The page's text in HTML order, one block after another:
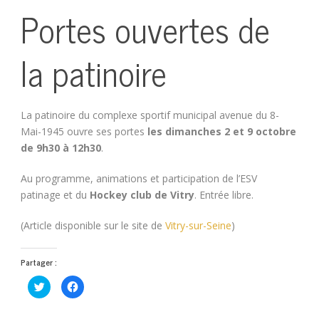
Portes ouvertes de
la patinoire
La patinoire du complexe sportif municipal avenue du 8-
Mai-1945 ouvre ses portes les dimanches 2 et 9 octobre
de 9h30 à 12h30.
Au programme, animations et participation de l’ESV
patinage et du Hockey club de Vitry. Entrée libre.
(Article disponible sur le site de Vitry-sur-Seine)
Partager :
Cliquez
pour
partager
Cliquez
pour